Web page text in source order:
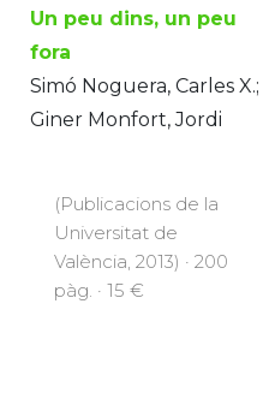
Un peu dins, un peu
fora
Simó Noguera, Carles X.;
Giner Monfort, Jordi
(Publicacions de la
Universitat de
València, 2013) · 200
pàg. · 15 €